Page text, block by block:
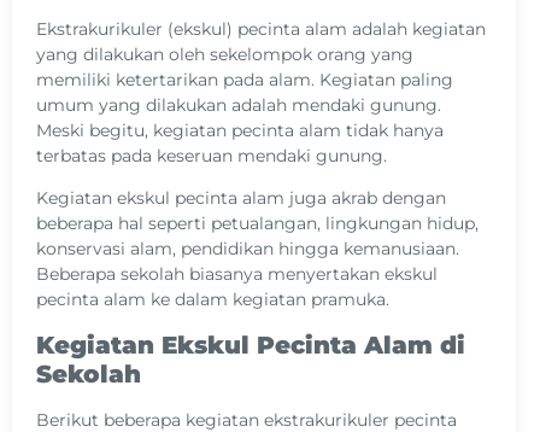
Ekstrakurikuler (ekskul) pecinta alam adalah kegiatan
yang dilakukan oleh sekelompok orang yang
memiliki ketertarikan pada alam. Kegiatan paling
umum yang dilakukan adalah mendaki gunung.
Meski begitu, kegiatan pecinta alam tidak hanya
terbatas pada keseruan mendaki gunung.
Kegiatan ekskul pecinta alam juga akrab dengan
beberapa hal seperti petualangan, lingkungan hidup,
konservasi alam, pendidikan hingga kemanusiaan.
Beberapa sekolah biasanya menyertakan ekskul
pecinta alam ke dalam kegiatan pramuka.
Kegiatan Ekskul Pecinta Alam di
Sekolah
Berikut beberapa kegiatan ekstrakurikuler pecinta